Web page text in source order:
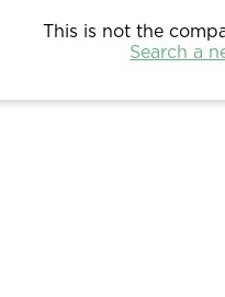
This is not the
Search a